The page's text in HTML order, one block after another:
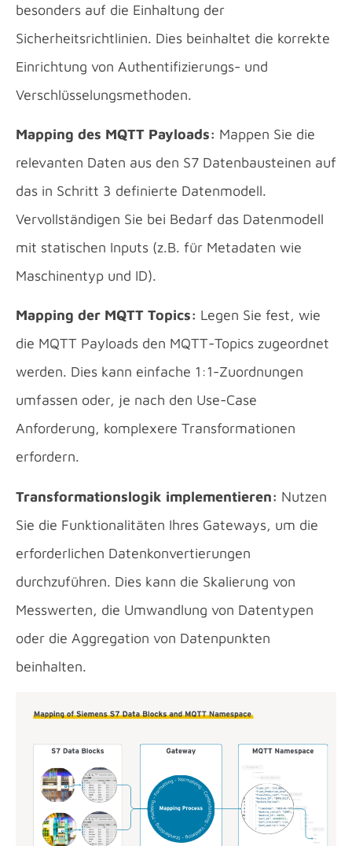
besonders auf die Einhaltung der
Sicherheitsrichtlinien. Dies beinhaltet die korrekte
Einrichtung von Authentifizierungs- und
Verschlüsselungsmethoden.
Mapping des MQTT Payloads: Mappen Sie die
relevanten Daten aus den S7 Datenbausteinen auf
das in Schritt 3 definierte Datenmodell.
Vervollständigen Sie bei Bedarf das Datenmodell
mit statischen Inputs (z.B. für Metadaten wie
Maschinentyp und ID).
Mapping der MQTT Topics: Legen Sie fest, wie
die MQTT Payloads den MQTT-Topics zugeordnet
werden. Dies kann einfache 1:1-Zuordnungen
umfassen oder, je nach den Use-Case
Anforderung, komplexere Transformationen
erfordern.
Transformationslogik implementieren: Nutzen
Sie die Funktionalitäten Ihres Gateways, um die
erforderlichen Datenkonvertierungen
durchzuführen. Dies kann die Skalierung von
Messwerten, die Umwandlung von Datentypen
oder die Aggregation von Datenpunkten
beinhalten.